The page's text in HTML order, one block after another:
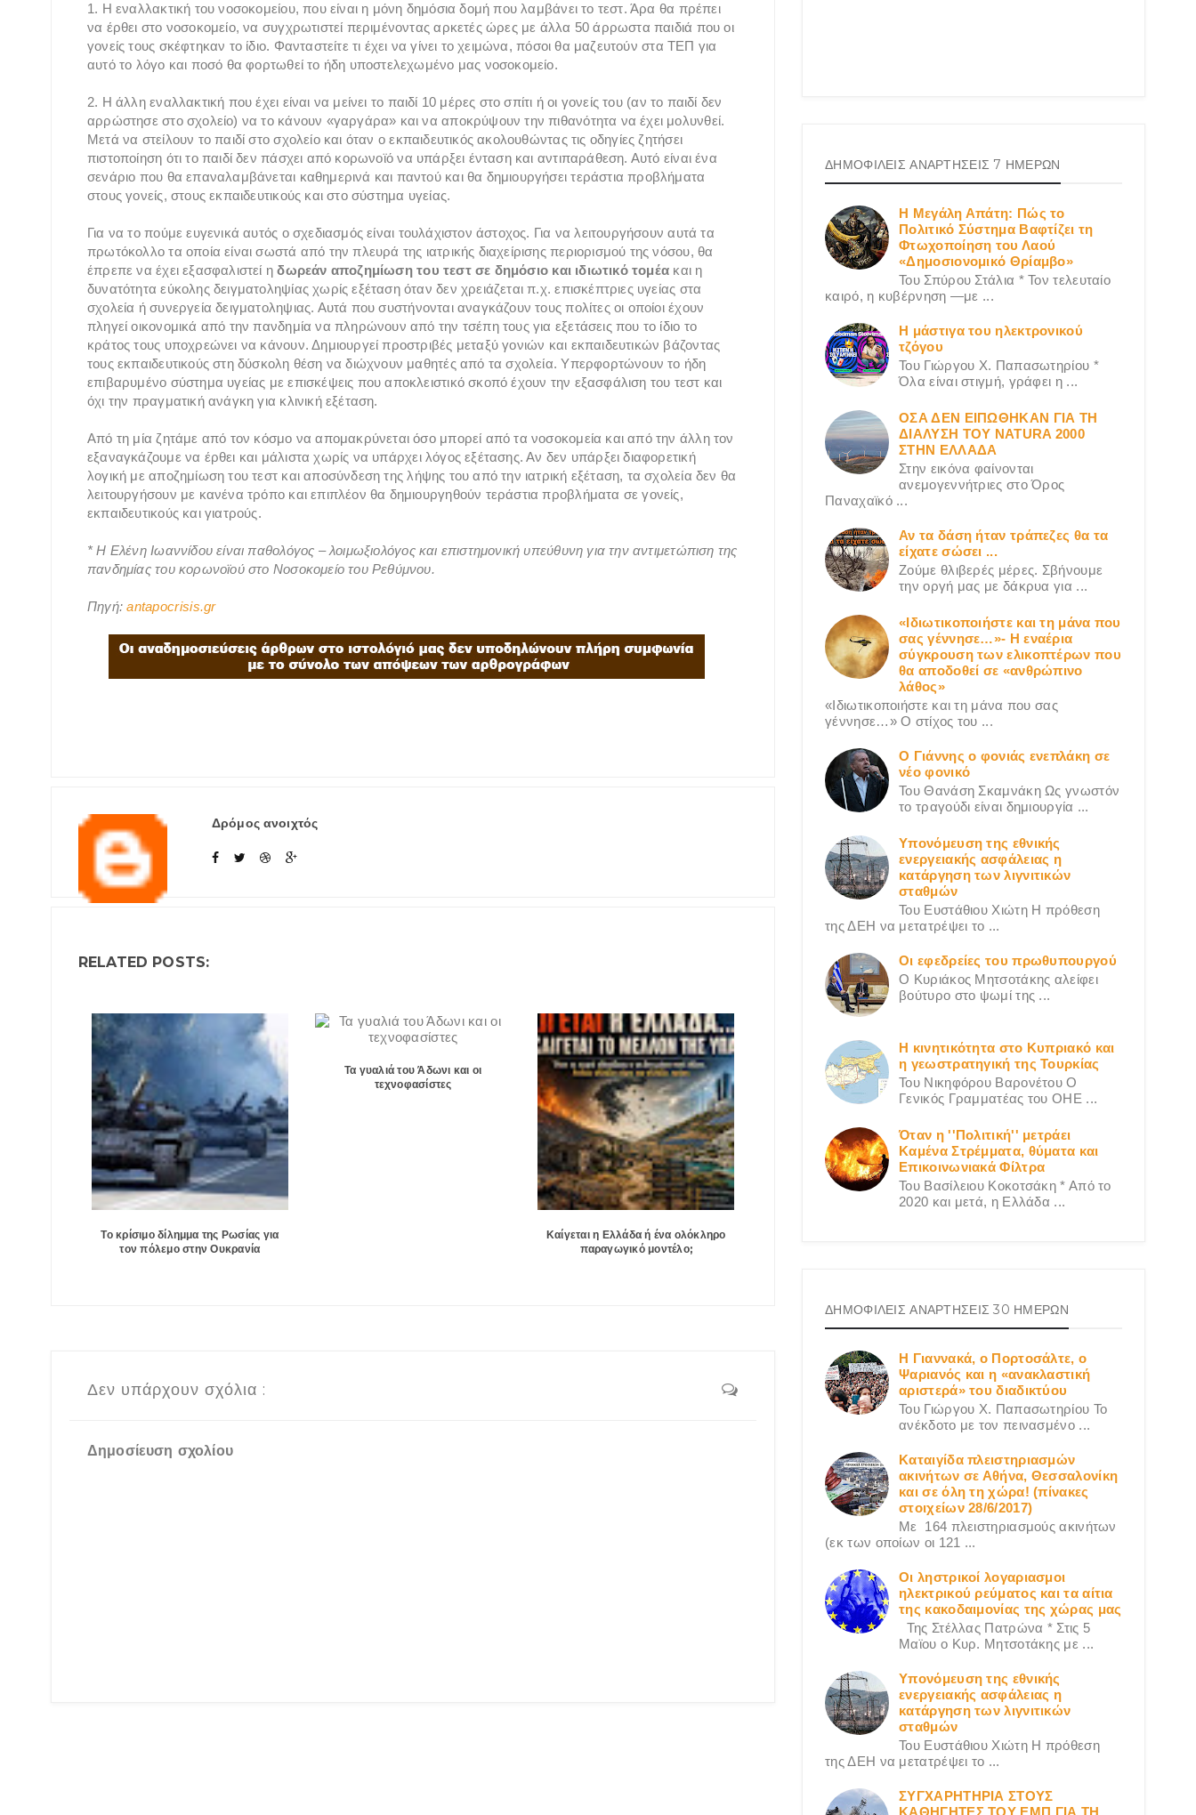
1. Η εναλλακτική του νοσοκομείου, που είναι η μόνη δημόσια δομή που λαμβάνει το τεστ. Άρα θα πρέπει
να έρθει στο νοσοκομείο, να συγχρωτιστεί περιμένοντας αρκετές ώρες με άλλα 50 άρρωστα παιδιά που οι
γονείς τους σκέφτηκαν το ίδιο. Φανταστείτε τι έχει να γίνει το χειμώνα, πόσοι θα μαζευτούν στα ΤΕΠ για
αυτό το λόγο και ποσό θα φορτωθεί το ήδη υποστελεχωμένο μας νοσοκομείο.
2. Η άλλη εναλλακτική που έχει είναι να μείνει το παιδί 10 μέρες στο σπίτι ή οι γονείς του (αν το παιδί δεν
αρρώστησε στο σχολείο) να το κάνουν «γαργάρα» και να αποκρύψουν την πιθανότητα να έχει μολυνθεί.
Μετά να στείλουν το παιδί στο σχολείο και όταν ο εκπαιδευτικός ακολουθώντας τις οδηγίες ζητήσει
πιστοποίηση ότι το παιδί δεν πάσχει από κορωνοϊό να υπάρξει ένταση και αντιπαράθεση. Αυτό είναι ένα
σενάριο που θα επαναλαμβάνεται καθημερινά και παντού και θα δημιουργήσει τεράστια προβλήματα
στους γονείς, στους εκπαιδευτικούς και στο σύστημα υγείας.
Για να το πούμε ευγενικά αυτός ο σχεδιασμός είναι τουλάχιστον άστοχος. Για να λειτουργήσουν αυτά τα
πρωτόκολλο τα οποία είναι σωστά από την πλευρά της ιατρικής διαχείρισης περιορισμού της νόσου, θα
έπρεπε να έχει εξασφαλιστεί ηδωρεάν αποζημίωση του τεστ σε δημόσιο και ιδιωτικό τομέα και η
δυνατότητα εύκολης δειγματοληψίας χωρίς εξέταση όταν δεν χρειάζεται π.χ. επισκέπτριες υγείας στα
σχολεία ή συνεργεία δειγματοληψιας. Αυτά που συστήνονται αναγκάζουν τους πολίτες οι οποίοι έχουν
πληγεί οικονομικά από την πανδημία να πληρώνουν από την τσέπη τους για εξετάσεις που το ίδιο το
κράτος τους υποχρεώνει να κάνουν. Δημιουργεί προστριβές μεταξύ γονιών και εκπαιδευτικών βάζοντας
τους εκπαιδευτικούς στη δύσκολη θέση να διώχνουν μαθητές από τα σχολεία. Υπερφορτώνουν το ήδη
επιβαρυμένο σύστημα υγείας με επισκέψεις που αποκλειστικό σκοπό έχουν την εξασφάλιση του τεστ και
όχι την πραγματική ανάγκη για κλινική εξέταση.
Από τη μία ζητάμε από τον κόσμο να απομακρύνεται όσο μπορεί από τα νοσοκομεία και από την άλλη τον
εξαναγκάζουμε να έρθει και μάλιστα χωρίς να υπάρχει λόγος εξέτασης. Αν δεν υπάρξει διαφορετική
λογική με αποζημίωση του τεστ και αποσύνδεση της λήψης του από την ιατρική εξέταση, τα σχολεία δεν θα
λειτουργήσουν με κανένα τρόπο και επιπλέον θα δημιουργηθούν τεράστια προβλήματα σε γονείς,
εκπαιδευτικούς και γιατρούς.
* Η Ελένη Ιωαννίδου είναι παθολόγος – λοιμωξιολόγος και επιστημονική υπεύθυνη για την αντιμετώπιση της
πανδημίας του κορωνοϊού στο Νοσοκομείο του Ρεθύμνου.
Πηγή:antapocrisis.gr
Δρόμος ανοιχτός
RELATED POSTS:
Το κρίσιμο δίλημμα της Ρωσίας για
τον πόλεμο στην Ουκρανία
Τα γυαλιά του Άδωνι και οι
τεχνοφασίστες
Καίγεται η Ελλάδα ή ένα ολόκληρο
παραγωγικό μοντέλο;
Δεν υπάρχουν σχόλια :
Δημοσίευση σχολίου
ΔΗΜΟΦΙΛΕΙΣ ΑΝΑΡΤΗΣΕΙΣ 7 ΗΜΕΡΩΝ
Η Μεγάλη Απάτη: Πώς το
Πολιτικό Σύστημα Βαφτίζει τη
Φτωχοποίηση του Λαού
«Δημοσιονομικό Θρίαμβο»
Του Σπύρου Στάλια * Τον τελευταίο
καιρό, η κυβέρνηση —με ...
Η μάστιγα του ηλεκτρονικού
τζόγου
Του Γιώργου X. Παπασωτηρίου *
Όλα είναι στιγμή, γράφει η ...
ΟΣΑ ΔΕN ΕΙΠΩΘΗΚΑΝ ΓΙΑ ΤΗ
ΔΙΑΛΥΣΗ ΤΟΥ NATURA 2000
ΣΤΗΝ ΕΛΛΑΔΑ
Στην εικόνα φαίνονται
ανεμογεννήτριες στο Όρος
Παναχαϊκό ...
Αν τα δάση ήταν τράπεζες θα τα
είχατε σώσει ...
Ζούμε θλιβερές μέρες. Σβήνουμε
την οργή μας με δάκρυα για ...
«Ιδιωτικοποιήστε και τη μάνα που
σας γέννησε…»- Η εναέρια
σύγκρουση των ελικοπτέρων που
θα αποδοθεί σε «ανθρώπινο
λάθος»
«Ιδιωτικοποιήστε και τη μάνα που σας
γέννησε…» Ο στίχος του ...
Ο Γιάννης ο φονιάς ενεπλάκη σε
νέο φονικό
Του Θανάση Σκαμνάκη Ως γνωστόν
το τραγούδι είναι δημιουργία ...
Υπονόμευση της εθνικής
ενεργειακής ασφάλειας η
κατάργηση των λιγνιτικών
σταθμών
Του Ευστάθιου Χιώτη Η πρόθεση
της ΔΕΗ να μετατρέψει το ...
Οι εφεδρείες του πρωθυπουργού
Ο Κυριάκος Μητσοτάκης αλείφει
βούτυρο στο ψωμί της ...
Η κινητικότητα στο Κυπριακό και
η γεωστρατηγική της Τουρκίας
Του Νικηφόρου Βαρονέτου Ο
Γενικός Γραμματέας του ΟΗΕ ...
Όταν η ''Πολιτική'' μετράει
Καμένα Στρέμματα, θύματα και
Επικοινωνιακά Φίλτρα
Του Βασίλειου Κοκοτσάκη * Από το
2020 και μετά, η Ελλάδα ...
ΔΗΜΟΦΙΛΕΙΣ ΑΝΑΡΤΗΣΕΙΣ 30 ΗΜΕΡΩΝ
Η Γιαννακά, ο Πορτοσάλτε, ο
Ψαριανός και η «ανακλαστική
αριστερά» του διαδικτύου
Του Γιώργου X. Παπασωτηρίου Το
ανέκδοτο με τον πεινασμένο ...
Καταιγίδα πλειστηριασμών
ακινήτων σε Αθήνα, Θεσσαλονίκη
και σε όλη τη χώρα! (πίνακες
στοιχείων 28/6/2017)
Με 164 πλειστηριασμούς ακινήτων
(εκ των οποίων οι 121 ...
Οι ληστρικοί λογαριασμοι
ηλεκτρικού ρεύματος και τα αίτια
της κακοδαιμονίας της χώρας μας
Της Στέλλας Πατρώνα * Στις 5
Μαϊου ο Κυρ. Μητσοτάκης με ...
Υπονόμευση της εθνικής
ενεργειακής ασφάλειας η
κατάργηση των λιγνιτικών
σταθμών
Του Ευστάθιου Χιώτη Η πρόθεση
της ΔΕΗ να μετατρέψει το ...
ΣΥΓΧΑΡΗΤΗΡΙΑ ΣΤΟΥΣ
ΚΑΘΗΓΗΤΕΣ ΤΟΥ ΕΜΠ ΓΙΑ ΤΗ